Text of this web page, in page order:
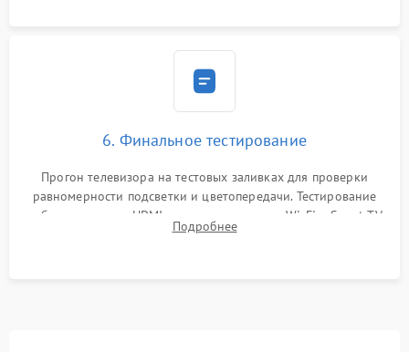
6. Финальное тестирование
Прогон телевизора на тестовых заливках для проверки
равномерности подсветки и цветопередачи. Тестирование
работы разъемов HDMI, динамиков, модуля Wi-Fi и Smart TV
в рабочем режиме в течение нескольких часов.
Подробнее